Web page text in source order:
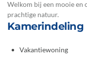
Welkom bij een mooie en
prachtige natuur.
Kamerindeling
Vakantiewoning